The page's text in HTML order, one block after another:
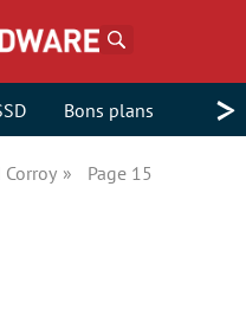
Bons plans >
Page 15